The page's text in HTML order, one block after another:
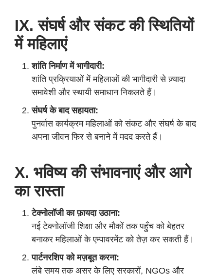
IX. संघर्ष और संकट की स्थितियों
में महिलाएं
शांति निर्माण में भागीदारी:
शांति प्रक्रियाओं में महिलाओं की भागीदारी से ज़्यादा
समावेशी और स्थायी समाधान निकलते हैं।
संघर्ष के बाद सहायता:
पुनर्वास कार्यक्रम महिलाओं को संकट और संघर्ष के बाद
अपना जीवन फिर से बनाने में मदद करते हैं।
X. भविष्य की संभावनाएं और आगे
का रास्ता
टेक्नोलॉजी का फ़ायदा उठाना:
नई टेक्नोलॉजी शिक्षा और मौकों तक पहुँच को बेहतर
बनाकर महिलाओं के एम्पावरमेंट को तेज़ कर सकती हैं।
पार्टनरशिप को मज़बूत करना:
लंबे समय तक असर के लिए सरकारों, NGOs और